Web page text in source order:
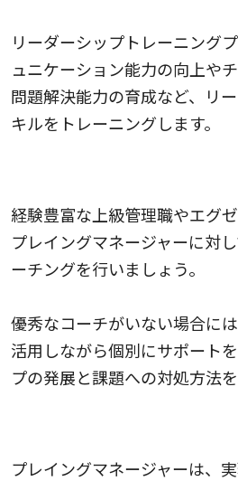
リーダーシップトレーニング
ュニケーション能力の向上やチ
問題解決能力の育成など、リ
キルをトレーニングします。
経験豊富な上級管理職やエグ
プレイングマネージャーに対
ーチングを行いましょう。
優秀なコーチがいない場合に
活用しながら個別にサポート
プの発展と課題への対処方法
プレイングマネージャーは、